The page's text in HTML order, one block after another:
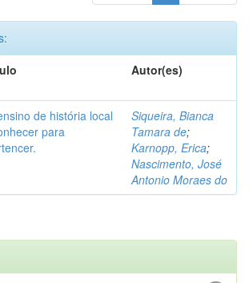
Autor(es)
de história local
para
Siqueira, Bianca
Tamara de;
Karnopp, Erica;
Nascimento, José
Antonio Moraes do